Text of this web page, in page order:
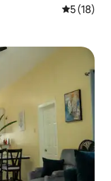
5 (18)